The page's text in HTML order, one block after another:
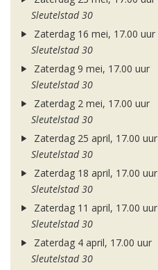
Sleutelstad 30
Zaterdag 16 mei, 17.00 uur
Sleutelstad 30
Zaterdag 9 mei, 17.00 uur
Sleutelstad 30
Zaterdag 2 mei, 17.00 uur
Sleutelstad 30
Zaterdag 25 april, 17.00 uur
Sleutelstad 30
Zaterdag 18 april, 17.00 uur
Sleutelstad 30
Zaterdag 11 april, 17.00 uur
Sleutelstad 30
Zaterdag 4 april, 17.00 uur
Sleutelstad 30